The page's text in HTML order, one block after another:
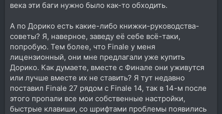
века эти баги нужно было как-то обходить.
А по Дорико есть какие-либо книжки-руководства-
советы? Я, наверное, заведу её себе всё-таки,
попробую. Тем более, что Finale у меня
лицензионный, они мне предлагали уже купить
Дорико. Как думаете, вместе с Финале они уживутся
или лучше вместе их не ставить? Я тут недавно
поставил Finale 27 рядом с Finale 14, так в 14-м после
этого пропали все мои собственные настройки,
быстрые клавиши, со шрифтами проблемы появились